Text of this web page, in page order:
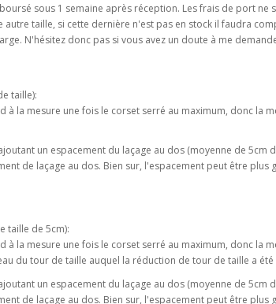
sous 1 semaine après réception. Les frais de port ne
taille, si cette dernière n'est pas en stock il faudra
N'hésitez donc pas si vous avez un doute à me
taille):
à la mesure une fois le corset serré au maximum, donc la
un espacement du laçage au dos (moyenne de 5cm
de laçage au dos. Bien sur, l'espacement peut être plus
taille de 5cm):
à la mesure une fois le corset serré au maximum, donc la
du tour de taille auquel la réduction de tour de taille a été
un espacement du laçage au dos (moyenne de 5cm
de laçage au dos. Bien sur, l'espacement peut être plus